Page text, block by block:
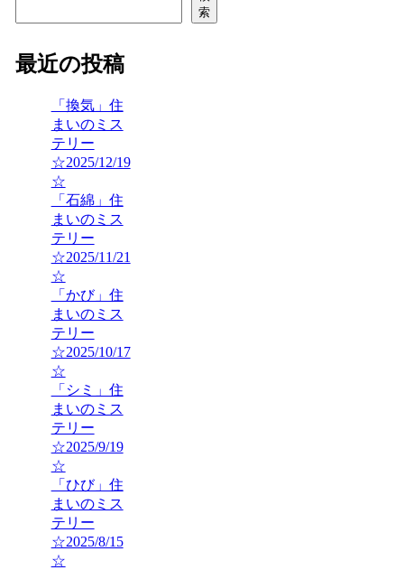
索
最近の投稿
「換気」住
まいのミス
テリー
☆2025/12/19
☆
「石綿」住
まいのミス
テリー
☆2025/11/21
☆
「かび」住
まいのミス
テリー
☆2025/10/17
☆
「シミ」住
まいのミス
テリー
☆2025/9/19
☆
「ひび」住
まいのミス
テリー
☆2025/8/15
☆